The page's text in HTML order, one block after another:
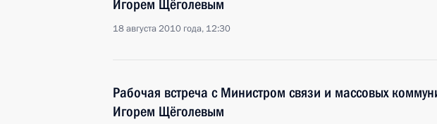
Игорем Щёголевым
18 августа 2010 года, 12:30
Рабочая встреча с Министром связи и массовых
Игорем Щёголевым